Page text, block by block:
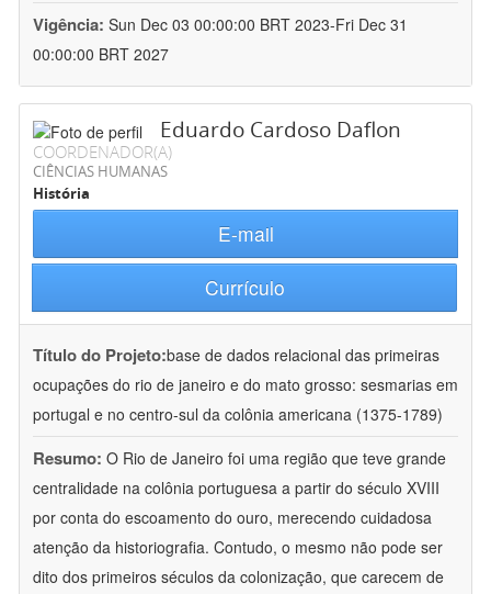
Vigência: Sun Dec 03 00:00:00 BRT 2023-Fri Dec 31
00:00:00 BRT 2027
Eduardo Cardoso Daflon
COORDENADOR(A)
CIÊNCIAS HUMANAS
História
E-mail
Currículo
Título do Projeto:base de dados relacional das primeiras
ocupações do rio de janeiro e do mato grosso: sesmarias em
portugal e no centro-sul da colônia americana (1375-1789)
Resumo: O Rio de Janeiro foi uma região que teve grande
centralidade na colônia portuguesa a partir do século XVIII
por conta do escoamento do ouro, merecendo cuidadosa
atenção da historiografia. Contudo, o mesmo não pode ser
dito dos primeiros séculos da colonização, que carecem de